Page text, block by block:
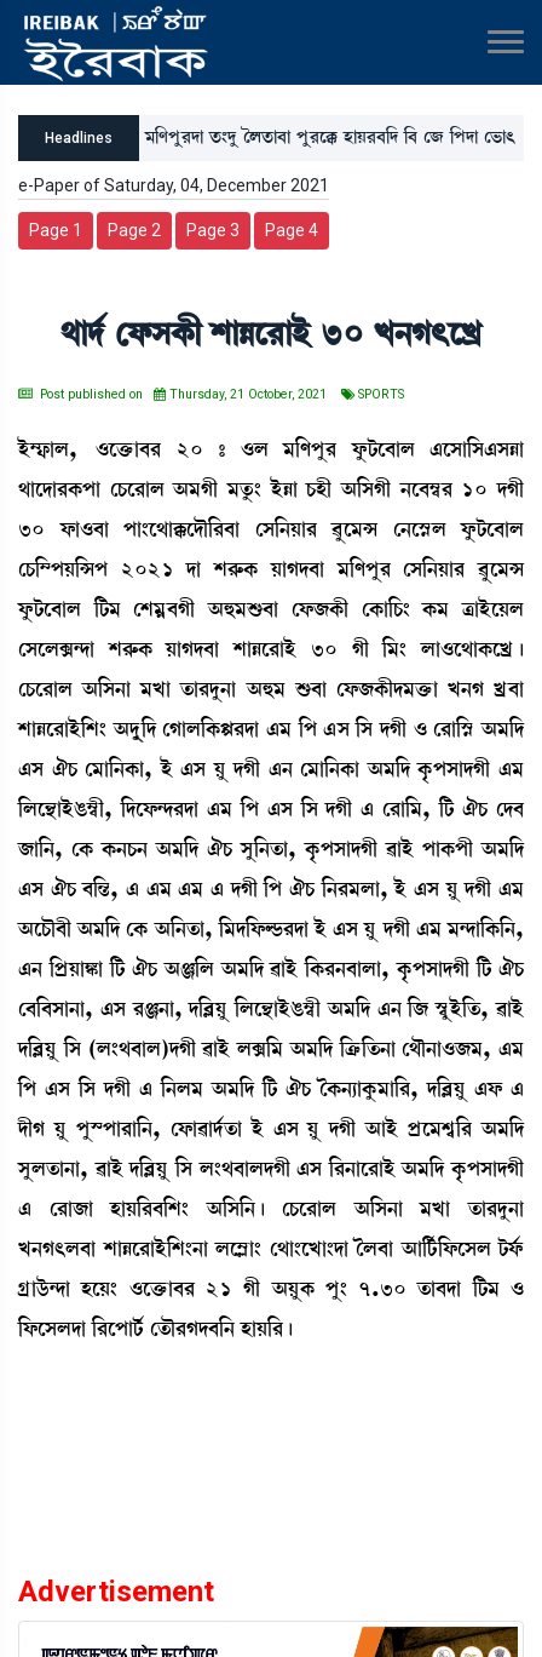
Headlines
³[ošå¹ƒà t¡}ƒå íºt¡à¤à šå¹ìB¡ ÒàÚ¹¤[ƒ [¤ ë\ [šƒà ë®¡à;
šãÚå ÒàÚ>à [Î &³>à ÒàÚ[¹¤[Î ³ãÚà³ƒà ë=øi¡ ët¡ï¤[>
e-Paper of Saturday, 04, December 2021
Page 1 Page 2 Page 3 Page 4
=àƒ¢ ëó¡ÎA¡ã ÅàÄì¹àÒü 30 J>K;ìJø
Post published on Thursday, 21 October, 2021 SPORTS
Òü´£¡àº,¡ *ìv¡û¡à¤¹ 20 – *º ³[ošå¹ óå¡i¡ì¤àº &ìÎà[Î&ÎÄà
=àìƒà¹A¡šà ëW¡ì¹àº "³Kã ³tå¡} ÒüÄà W¡Òã "[ÎKã >ì¤´¬¹ 10 ƒKã
30 ó¡à*¤à šà}ì=àB¡ìƒï[¹¤à ëÎ[>Úà¹ ¯æì³X ë>ìÑ•º óå¡i¡ì¤àº
ëW¡[´šÚ[Xš 2021 ƒà Å¹ç¡A¡ ÚàKƒ¤à ³[ošå¹ ëÎ[>Úà¹ ¯æì³X
óå¡i¡ì¤àº [i¡³ ëÅ³¥¤Kã "×³Ç¡¤à ëó¡\A¡ã ëA¡à[W¡} A¡³ yàÒüìÚº
ëÎìºG@ƒà Å¹ç¡A¡ ÚàKƒ¤à ÅàÄì¹àÒü 30 Kã [³} ºà*ì=àA¡ìJø¡ú
ëW¡ì¹àº "[Î>à ³Jà t¡à¹ƒå>à "×³ Ç¡¤à ëó¡\A¡ãƒ³v¡û¡à J>K Jø¤à
ÅàÄì¹àÒü[Å} "ƒåå[ƒ ëKàº[A¡Ù¹ƒà &³ [š &Î [Î ƒKã * ë¹à[Ñ• "³[ƒ
&Î 'W¡ ë³à[>A¡à, Òü &Î Úå ƒKã &> ë³à[>A¡à "³[ƒ Aõ¡šÎàƒKã &³
[ºì”‚àÒüR¡´¬ã, [ƒìó¡@ƒ¹ƒà &³ [š &Î [Î ƒKã & ë¹à[³, [i¡ 'W¡ ëƒ¤
\à[>, ëA¡ A¡>W¡> "³[ƒ 'W¡ Îå[>t¡à, Aõ¡šÎàƒKã ¯àÒü šàA¡šã "³[ƒ
&Î 'W¡ ¤[”z, & &³ &³ & ƒKã [š 'W¡ [>¹³ºà, Òü &Î Úå ƒKã &³
"ìW¡ï¤ã "³[ƒ ëA¡ "[>t¡à, [³ƒ[ó¡Á¡¹ƒà Òü &Î Úå ƒKã &³ ³@ƒà[A¡[>,
&> [šøÚàS¡à [i¡ 'W¡ "g[º "³[ƒ ¯àÒü [A¡¹>¤àºà, Aõ¡šÎàƒKã [i¡ 'W¡
ë¤[¤Îà>à, &Î ¹g>à, ƒ[¤ÃÚå [ºì”‚àÒüR¡´¬ã "³[ƒ &> [\ Ñ¬åÒü[t¡, ¯àÒü
ƒ[¤ÃÚå [Î (º}=¤àº)ƒKã ¯àÒü ºG[³ "³[ƒ [yû¡[t¡>à ë=ï>à*\³, &³
[š &Î [Î ƒKã & [>º³ "³[ƒ [i¡ 'W¡ íA¡>¸àAå¡³à[¹, ƒ[¤ÃÚå &ó¡ &
ƒãK Úå šåÑšà¹à[>, ëó¡à¯àƒ¢t¡à Òü &Î Úå ƒKã "àÒü šøì³Å«[¹ "³[ƒ
Îåºt¡à>à, ¯àÒü ƒ[¤ÃÚå [Î º}=¤àºƒKã &Î [¹>àì¹àÒü "³[ƒ Aõ¡šÎàƒKã
& ë¹à\à ÒàÚ[¹¤[Å} "[Î[>¡ú ëW¡ì¹àº "[Î>à ³Jà t¡à¹ƒå>à
J>K;º¤à ÅàÄì¹àÒü[Å}>à ºì´Ãà} ë=à}ìJà}ƒà íº¤à "à[i¢¡[ó¡ìÎº i¡ó¢¡
Nøàl¡ü@ƒà ÒìÚ} *ìv¡û¡à¤¹ 21 Kã "ÚåA¡ šå} 7.30 t¡à¤ƒà [i¡³ *
[ó¡ìÎºƒà [¹ìšài¡¢ ët¡ï¹Kƒ¤[> ÒàÚ[¹¡ú
Advertisement